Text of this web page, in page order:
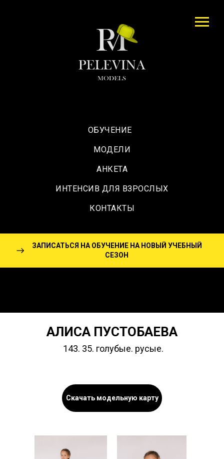
ОБУЧЕНИЕ
МОДЕЛИ
АНКЕТА
ИНТЕНСИВ ДЛЯ ВЗРОСЛЫХ
КОНТАКТЫ
ЗАПИСАТЬСЯ НА ОБУЧЕНИЕ НА НОВЫЙ УЧЕБНЫЙ
СЕЗОН
АЛИСА ПУСТОБАЕВА
143. 35. голубые. русые.
Скачать модельную карту